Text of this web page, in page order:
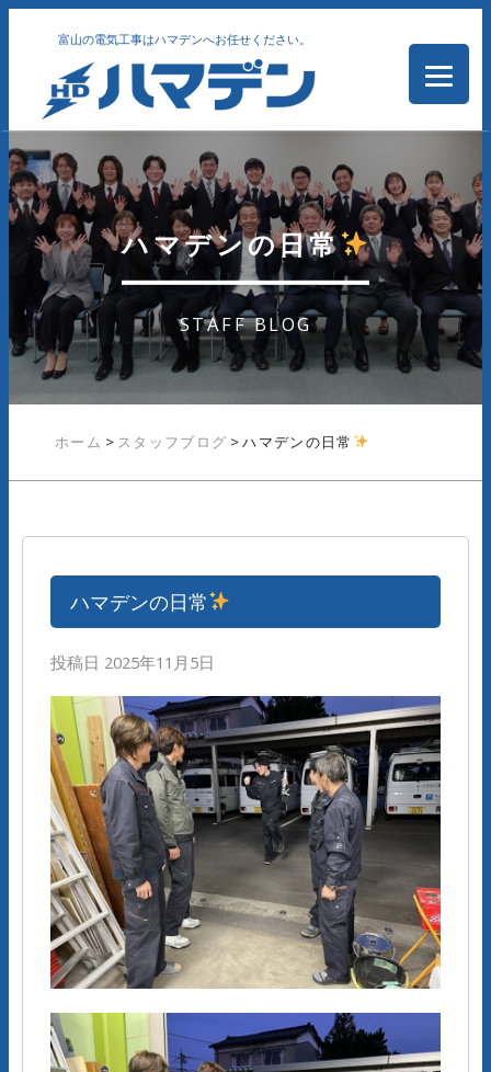
富山の電気工事はハマデンへお任せください。
ハマデンの日常
STAFF BLOG
ホーム > スタッフブログ >ハマデンの日常
ハマデンの日常
投稿日 2025年11月5日